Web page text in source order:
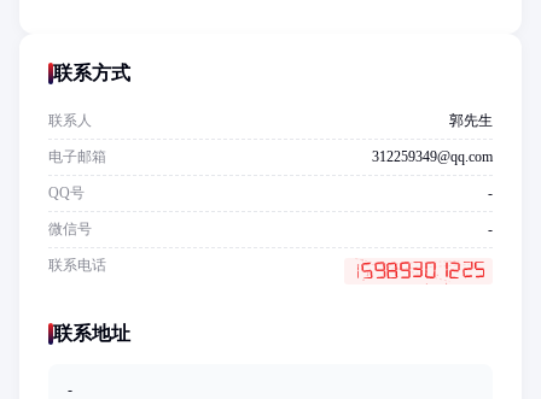
联系方式
联系人 郭先生
电子邮箱 312259349@qq.com
QQ号 -
微信号 -
联系电话
联系地址
-